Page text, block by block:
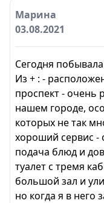
Марина
03.08.2021
Сегодня
Из + : -
проспект - очень
нашем городе,
которых не так
хороший сервис -
подача блюд и
туалет с тремя
большой зал и
но когда я в него